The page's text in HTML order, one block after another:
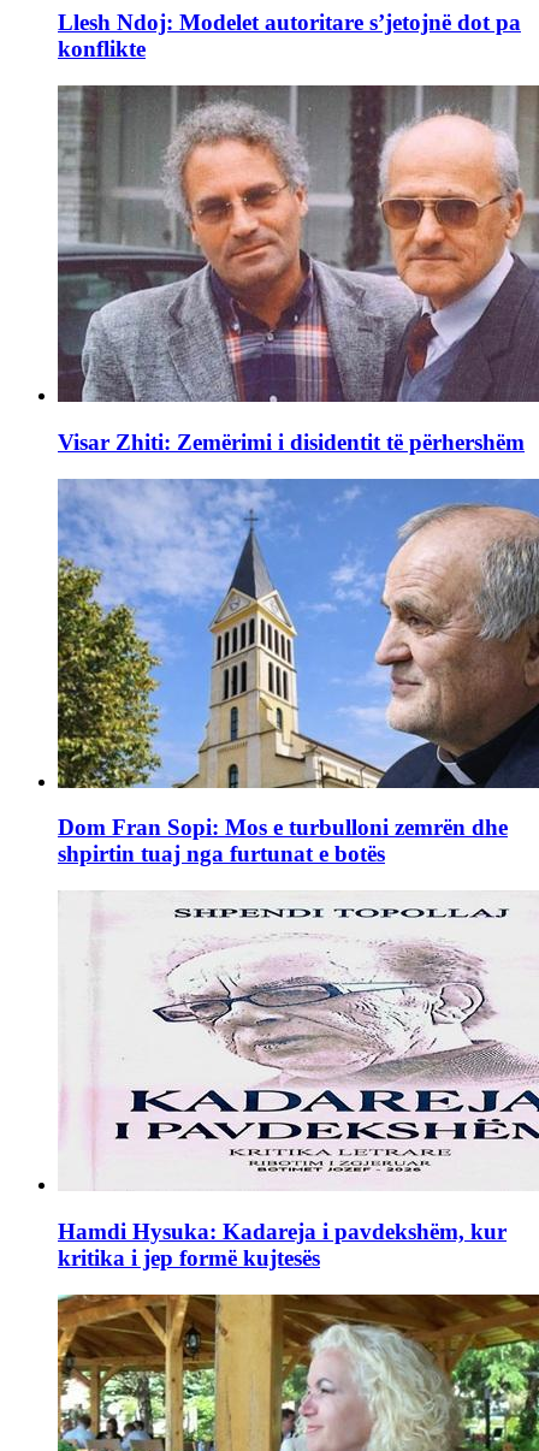
Llesh Ndoj: Modelet autoritare s’jetojnë dot pa
konflikte
Visar Zhiti: Zemërimi i disidentit të përhershëm
Dom Fran Sopi: Mos e turbulloni zemrën dhe
shpirtin tuaj nga furtunat e botës
Hamdi Hysuka: Kadareja i pavdekshëm, kur
kritika i jep formë kujtesës